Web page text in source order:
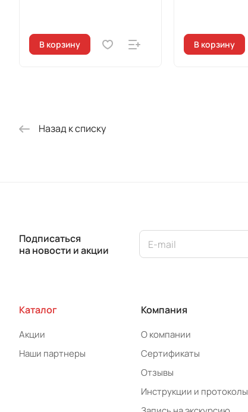
В корзину В корзину
Назад к списку
Подписаться
на новости и акции
Каталог
Акции
Наши партнеры
Компания
О компании
Сертификаты
Отзывы
Инструкции и протоколы